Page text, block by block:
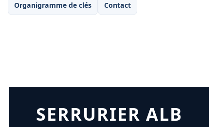
Organigramme de clés Contact
SERRURIER ALB